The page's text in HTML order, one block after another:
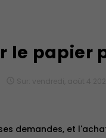
le papier
demandes, et